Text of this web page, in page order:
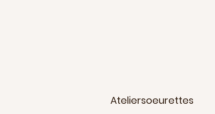
Ateliersoeurettes